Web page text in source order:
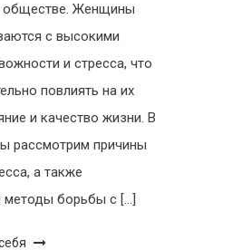
обществе. Женщины
с высокими
и стресса, что
повлиять на их
и качество жизни. В
рассмотрим причины
а также
борьбы с […]